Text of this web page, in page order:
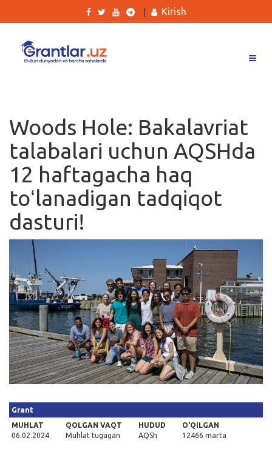
Ishlar
Kurslar
Blog
Yana
Qidirish
Kirish
Kirish
Woods Hole: Bakalavriat
talabalari uchun AQSHda
12 haftagacha haq
toʻlanadigan tadqiqot
dasturi!
Grant
MUHLAT
06.02.2024
QOLGAN VAQT
Muhlat tugagan
HUDUD
AQSh
O'QILGAN
12466 marta